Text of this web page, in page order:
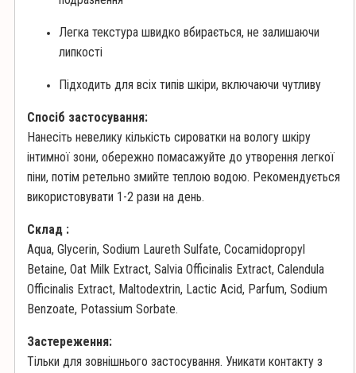
Легка текстура швидко вбирається, не залишаючи
липкості
Підходить для всіх типів шкіри, включаючи чутливу
Спосіб застосування:
Нанесіть невелику кількість сироватки на вологу шкіру
інтимної зони, обережно помасажуйте до утворення легкої
піни, потім ретельно змийте теплою водою. Рекомендується
використовувати 1-2 рази на день.
Склад :
Aqua, Glycerin, Sodium Laureth Sulfate, Cocamidopropyl
Betaine, Oat Milk Extract, Salvia Officinalis Extract, Calendula
Officinalis Extract, Maltodextrin, Lactic Acid, Parfum, Sodium
Benzoate, Potassium Sorbate.
Застереження:
Тільки для зовнішнього застосування. Уникати контакту з